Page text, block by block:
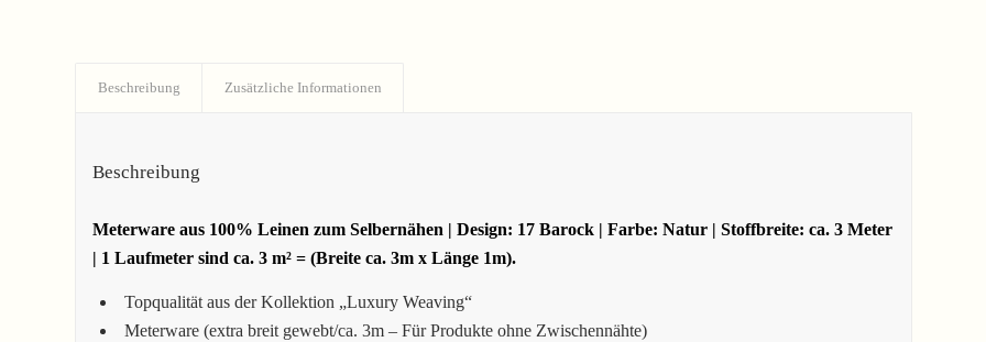
Beschreibung Zusätzliche Informationen
Beschreibung
Meterware aus 100% Leinen zum Selbernähen | Design: 17 Barock | Farbe: Natur | Stoffbreite: ca. 3 Meter
| 1 Laufmeter sind ca. 3 m² = (Breite ca. 3m x Länge 1m).
Topqualität aus der Kollektion „Luxury Weaving“
Meterware (extra breit gewebt/ca. 3m – Für Produkte ohne Zwischennähte)